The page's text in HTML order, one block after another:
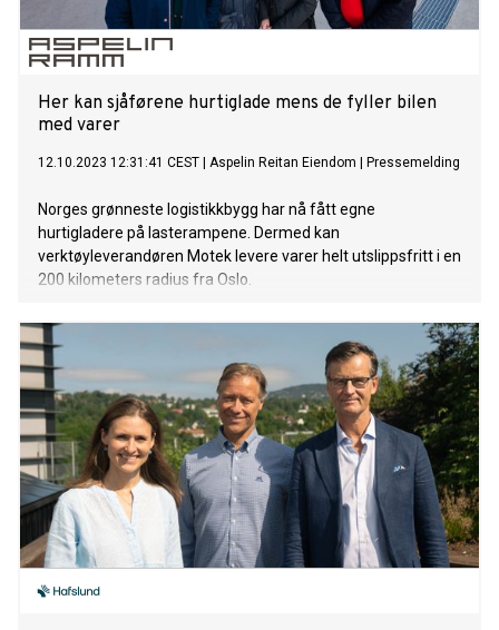
Her kan sjåførene hurtiglade mens de fyller bilen
med varer
12.10.2023 12:31:41 CEST Aspelin Reitan Eiendom Pressemelding
Norges grønneste logistikkbygg har nå fått egne
hurtigladere på lasterampene. Dermed kan
verktøyleverandøren Motek levere varer helt utslippsfritt i en
200 kilometers radius fra Oslo.